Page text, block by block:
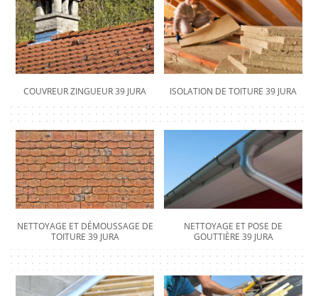
COUVREUR ZINGUEUR 39 JURA ISOLATION DE TOITURE 39 JURA
NETTOYAGE ET DÉMOUSSAGE DE
TOITURE 39 JURA
NETTOYAGE ET POSE DE
GOUTTIÈRE 39 JURA